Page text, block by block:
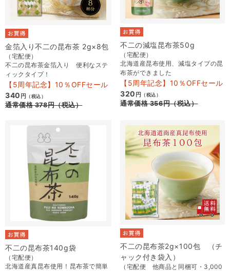
金箔入り不二の昆布茶 2g×8包
（宅配便）
不二の昆布茶金箔入り 便利なステ
ィックタイプ！
【5周年記念】10％OFFセール
340 円 （税込）
通常価格378円（税込）
不二の減塩昆布茶50g
（宅配便）
北海道産昆布使用、減塩タイプの昆
布茶ができました
【5周年記念】10％OFFセール
320 円 （税込）
通常価格356円（税込）
不二の昆布茶140g袋
（宅配便）
北海道産真昆布使用！昆布茶で簡単
不二の昆布茶2g×100包 （チ
ャック付き袋入）
（宅配便 他商品と同梱可・3,000